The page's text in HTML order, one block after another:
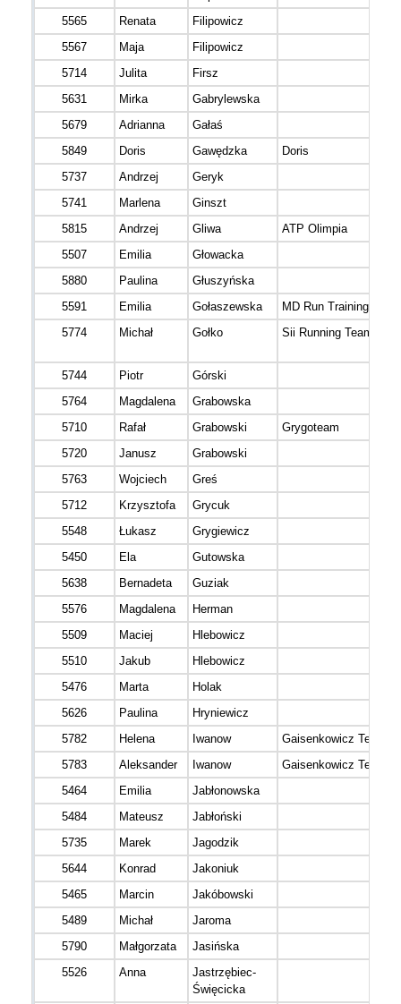
5565
Renata
Filipowicz
5567
Maja
Filipowicz
5714
Julita
Firsz
5631
Mirka
Gabrylewska
5679
Adrianna
Gałaś
5849
Doris Gawędzka
Doris
5737
Andrzej
Geryk
5741
Marlena
Ginszt
5815
Andrzej Gliwa
ATP Olimpia
5507
Emilia
Głowacka
5880
Paulina
Głuszyńska
5591
Emilia Gołaszewska MD Run Training
5774
Michał Gołko Sii Running Team
5744
Piotr
Górski
5764
Magdalena Grabowska
5710
Rafał Grabowski
Grygoteam
5720
Janusz
Grabowski
5763
Wojciech
Greś
5712
Krzysztofa
Grycuk
5548
Łukasz
Grygiewicz
5450
Ela
Gutowska
5638
Bernadeta
Guziak
5576
Magdalena
Herman
5509
Maciej
Hlebowicz
5510
Jakub
Hlebowicz
5476
Marta
Holak
5626
Paulina
Hryniewicz
5782
Helena Iwanow
Gaisenkowicz Team
5783
Aleksander Iwanow
Gaisenkowicz Team
5464
Emilia
Jabłonowska
5484
Mateusz
Jabłoński
5735
Marek
Jagodzik
5644
Konrad
Jakoniuk
5465
Marcin
Jakóbowski
5489
Michał
Jaroma
5790
Małgorzata
Jasińska
5526
Anna
Jastrzębiec-
Święcicka